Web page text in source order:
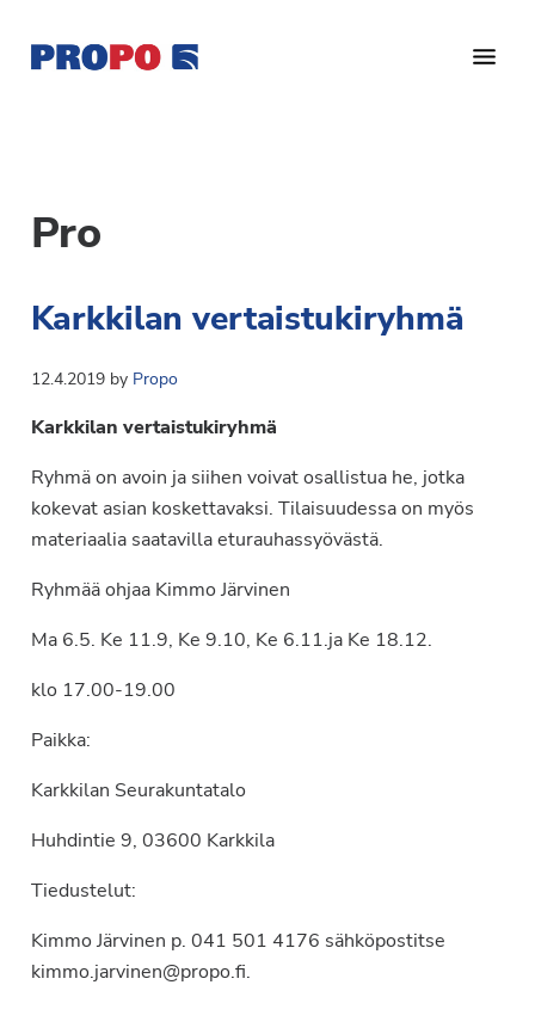
pääsisältöön
alatunnisteeseen
Suomen
eturauhassyöpäyhdistys
Ry
potilasjärjestö,
joka
perustettu
1997.
on
Suomen
Syöpäyhdistyksen
jäsenjärjestö.
Pro
Karkkilan vertaistukiryhmä
12.4.2019by Propo
Karkkilan vertaistukiryhmä
Ryhmä on avoin ja siihen voivat osallistua he, jotka
kokevat asian koskettavaksi. Tilaisuudessa on myös
materiaalia saatavilla eturauhassyövästä.
Ryhmää ohjaa Kimmo Järvinen
Ma 6.5. Ke 11.9, Ke 9.10, Ke 6.11.ja Ke 18.12.
klo 17.00-19.00
Paikka:
Karkkilan Seurakuntatalo
Huhdintie 9, 03600 Karkkila
Tiedustelut:
Kimmo Järvinen p. 041 501 4176 sähköpostitse
kimmo.jarvinen@propo.fi.